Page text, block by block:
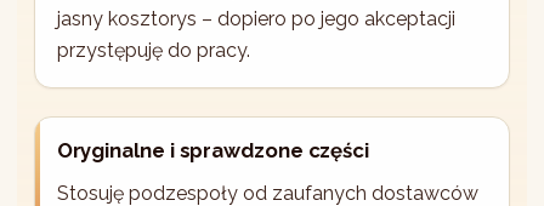
jasny kosztorys – dopiero po jego akceptacji
przystępuję do pracy.
Oryginalne i sprawdzone części
Stosuję podzespoły od zaufanych dostawców